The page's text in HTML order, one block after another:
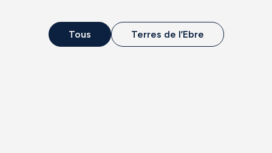
Terres de l’Ebre
Tous